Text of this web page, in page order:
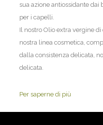
sua azione antiossidante dai
per i capelli.
Il nostro Olio extra vergine
nostra linea cosmetica,
dalla consistenza delicata,
delicata.
Per saperne di più